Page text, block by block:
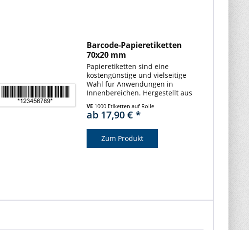
Barcode-Papieretiketten
70x20 mm
Papieretiketten sind eine
kostengünstige und vielseitige
Wahl für Anwendungen in
Innenbereichen. Hergestellt aus
ideale Lösung für den täglichen
Gebrauch. Unsere
Barcodeetiketten punkten
durch...
VE 1000 Etiketten auf Rolle
ab 17,90 € *
Zum Produkt